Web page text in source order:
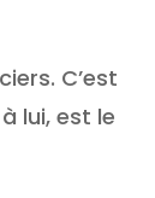
C’est
lui, est le